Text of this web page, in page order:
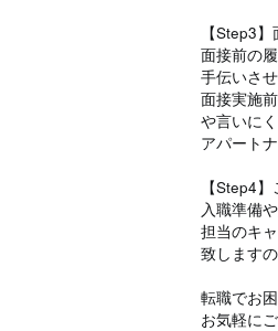
【Step3
面接前の
手伝いさ
面接実施
や言いに
アパート
【Step4
入職準備
担当のキ
致します
転職でお
お気軽に